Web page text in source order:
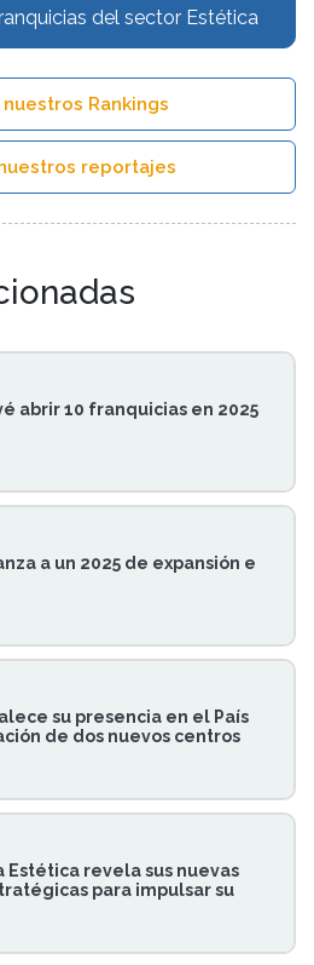
del sector Estética
Rankings
reportajes
abrir 10 franquicias en 2025
a un 2025 de expansión e
su presencia en el País
de dos nuevos centros
Estética revela sus nuevas
para impulsar su